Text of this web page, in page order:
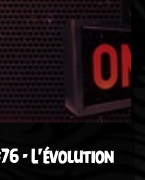
- L'évolution